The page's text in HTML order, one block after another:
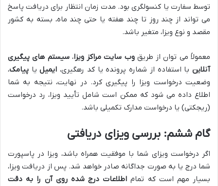
توسط سفارت یا کنسولگری بود. مدت زمان انتظار برای دریافت پاسخ
می تواند از چند روز تا چند هفته یا حتی چند ماه، بسته به کشور
مقصد و نوع ویزا، متغیر باشد.
معمولاً می توان از طریقوب سایت مراکز ویزا،سیستم های پیگیری
آنلاینبا استفاده از شماره پرونده یا کد رهگیری، ایمیلیا پیامک،
وضعیت درخواست ویزا را پیگیری کرد. در نهایت، نتیجه به شما
اطلاع داده می شود که ممکن است شامل تأیید ویزا، رد درخواست
(ریجکتی) یا درخواست مدارک تکمیلی باشد.
گام ششم: بررسی ویزای دریافتی
اگر درخواست ویزای شما با موفقیت همراه باشد، ویزا در پاسپورت
شما درج یا به صورت جداگانه صادر خواهد شد. پس از دریافت ویزا،
بسیار مهم است که تمام اطلاعات درج شده روی آن را به دقت